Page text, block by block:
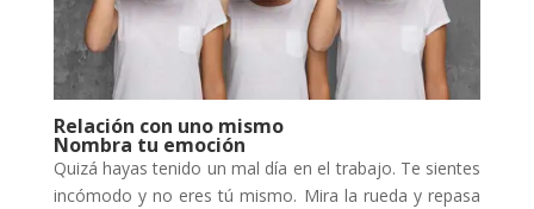
Relación con uno mismo
Nombra tu emoción
Quizá hayas tenido un mal día en el trabajo. Te sientes
incómodo y no eres tú mismo. Mira la rueda y repasa